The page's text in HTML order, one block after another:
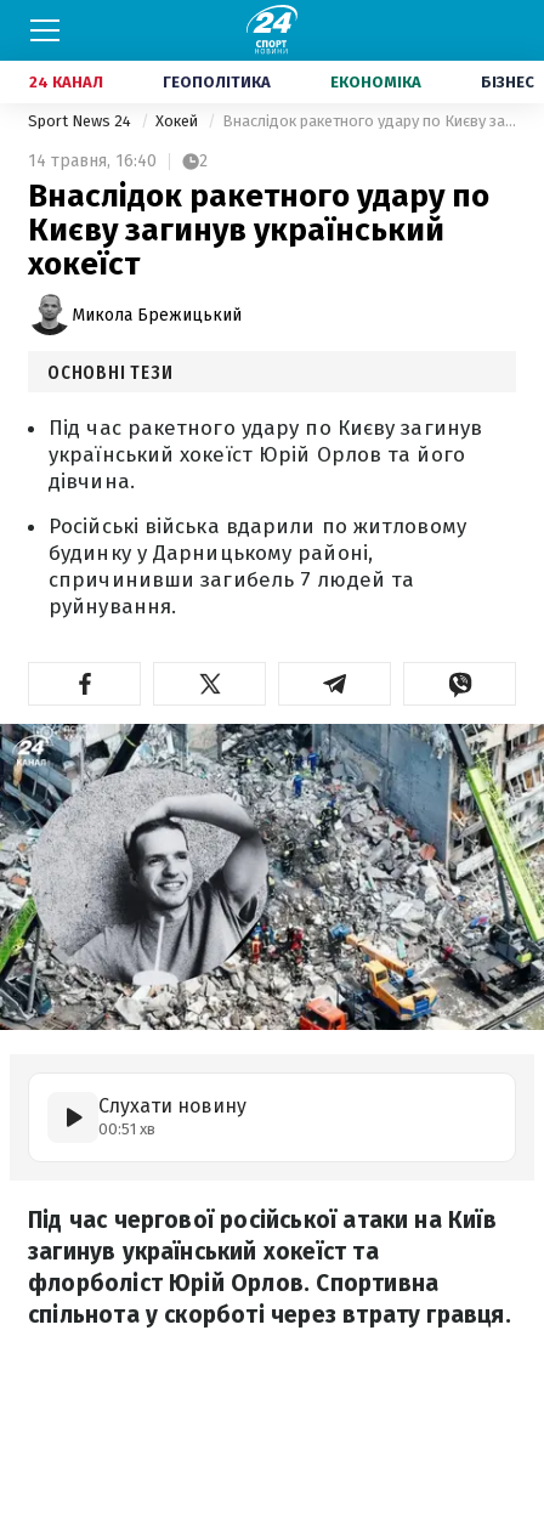
24 КАНАЛ ГЕОПОЛІТИКА ЕКОНОМІКА БІЗНЕС
Sport News 24 Хокей Внаслідок ракетного удару по Києву загинув український хокеїст
14 травня, 16:40 2
Внаслідок ракетного удару по
Києву загинув український
хокеїст
Микола Брежицький
ОСНОВНІ ТЕЗИ
Під час ракетного удару по Києву загинув
український хокеїст Юрій Орлов та його
дівчина.
Російські війська вдарили по житловому
будинку у Дарницькому районі,
спричинивши загибель 7 людей та
руйнування.
Слухати новину
00:51 хв
Під час чергової російської атаки на Київ
загинув український хокеїст та
флорболіст Юрій Орлов. Спортивна
спільнота у скорботі через втрату гравця.